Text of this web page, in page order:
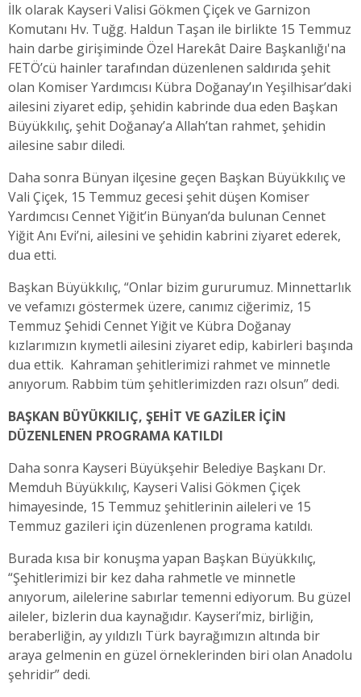
İlk olarak Kayseri Valisi Gökmen Çiçek ve Garnizon
Komutanı Hv. Tuğg. Haldun Taşan ile birlikte 15 Temmuz
hain darbe girişiminde Özel Harekât Daire Başkanlığı'na
FETÖ’cü hainler tarafından düzenlenen saldırıda şehit
olan Komiser Yardımcısı Kübra Doğanay’ın Yeşilhisar’daki
ailesini ziyaret edip, şehidin kabrinde dua eden Başkan
Büyükkılıç, şehit Doğanay’a Allah’tan rahmet, şehidin
ailesine sabır diledi.
Daha sonra Bünyan ilçesine geçen Başkan Büyükkılıç ve
Vali Çiçek, 15 Temmuz gecesi şehit düşen Komiser
Yardımcısı Cennet Yiğit’in Bünyan’da bulunan Cennet
Yiğit Anı Evi’ni, ailesini ve şehidin kabrini ziyaret ederek,
dua etti.
Başkan Büyükkılıç, “Onlar bizim gururumuz. Minnettarlık
ve vefamızı göstermek üzere, canımız ciğerimiz, 15
Temmuz Şehidi Cennet Yiğit ve Kübra Doğanay
kızlarımızın kıymetli ailesini ziyaret edip, kabirleri başında
dua ettik. Kahraman şehitlerimizi rahmet ve minnetle
anıyorum. Rabbim tüm şehitlerimizden razı olsun” dedi.
BAŞKAN BÜYÜKKILIÇ, ŞEHİT VE GAZİLER İÇİN
DÜZENLENEN PROGRAMA KATILDI
Daha sonra Kayseri Büyükşehir Belediye Başkanı Dr.
Memduh Büyükkılıç, Kayseri Valisi Gökmen Çiçek
himayesinde, 15 Temmuz şehitlerinin aileleri ve 15
Temmuz gazileri için düzenlenen programa katıldı.
Burada kısa bir konuşma yapan Başkan Büyükkılıç,
“Şehitlerimizi bir kez daha rahmetle ve minnetle
anıyorum, ailelerine sabırlar temenni ediyorum. Bu güzel
aileler, bizlerin dua kaynağıdır. Kayseri’miz, birliğin,
beraberliğin, ay yıldızlı Türk bayrağımızın altında bir
araya gelmenin en güzel örneklerinden biri olan Anadolu
şehridir” dedi.